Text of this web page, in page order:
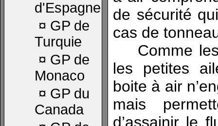
d'Espagne
¤ GP de
Turquie
¤ GP de
Monaco
¤ GP du
Canada
de sécurité
cas de
Comme les
les petites
boite à air
mais
d’assainir le